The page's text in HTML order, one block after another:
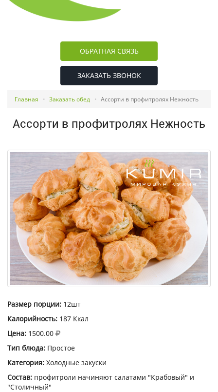
ОБРАТНАЯ СВЯЗЬ
ЗАКАЗАТЬ ЗВОНОК
Главная Заказать обед Ассорти в профитролях Нежность
Ассорти в профитролях Нежность
Размер порции: 12шт
Калорийность: 187 Ккал
Цена: 1500.00
Тип блюда: Простое
Категория: Холодные закуски
Состав: профитроли начиняют салатами "Крабовый" и
"Столичный"